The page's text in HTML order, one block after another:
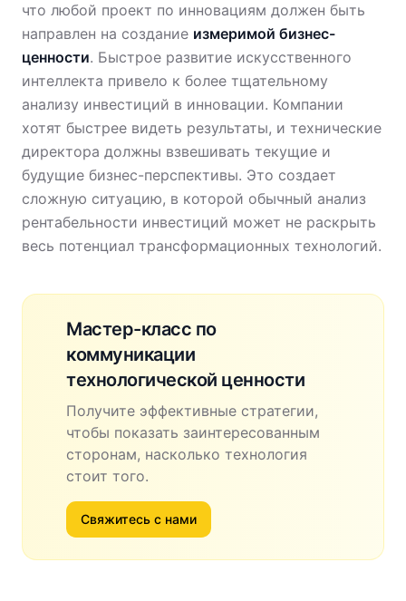
что любой проект по инновациям должен быть
направлен на создание измеримой бизнес-
ценности. Быстрое развитие искусственного
интеллекта привело к более тщательному
анализу инвестиций в инновации. Компании
хотят быстрее видеть результаты, и технические
директора должны взвешивать текущие и
будущие бизнес-перспективы. Это создает
сложную ситуацию, в которой обычный анализ
рентабельности инвестиций может не раскрыть
весь потенциал трансформационных технологий.
Мастер-класс по
коммуникации
технологической ценности
Получите эффективные стратегии,
чтобы показать заинтересованным
сторонам, насколько технология
стоит того.
Свяжитесь с нами